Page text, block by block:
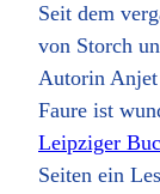
Seit dem
von Storch
Autorin
Faure ist
Leipziger
Seiten ein